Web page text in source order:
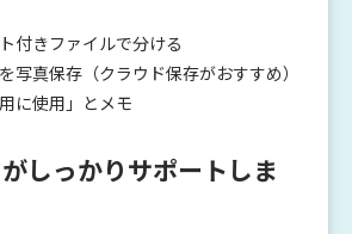
付きファイルで分ける
写真保存（クラウド保存がおすすめ）
に使用」とメモ
しっかりサポートしま